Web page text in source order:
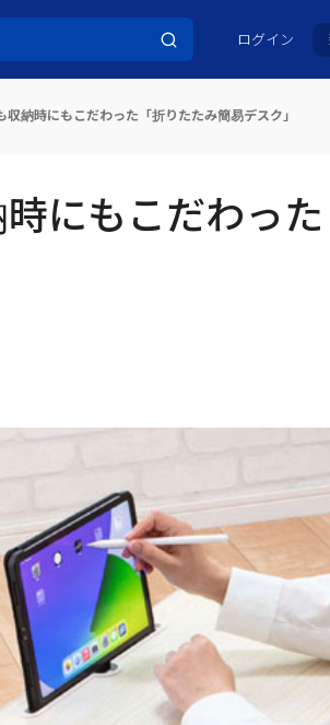
ログイン
収納時にもこだわった「折りたたみ簡易デスク」
にもこだわっ